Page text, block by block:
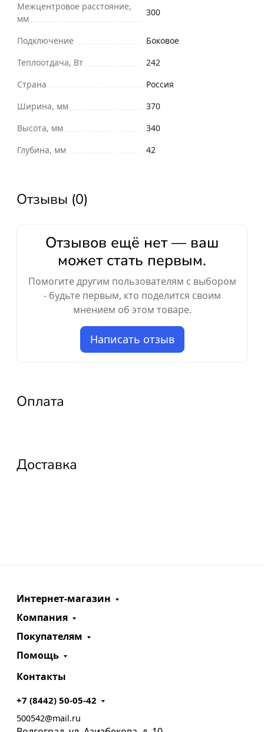
Межцентровое расстояние,
мм
300
Подключение
Боковое
Теплоотдача, Вт
242
Страна
Россия
Ширина, мм
370
Высота, мм
340
Глубина, мм
42
Отзывы (0)
Отзывов ещё нет — ваш
может стать первым.
Помогите другим пользователям с выбором
- будьте первым, кто поделится своим
мнением об этом товаре.
Написать отзыв
Оплата
Доставка
Интернет-магазин
Компания
Покупателям
Помощь
Контакты
+7 (8442) 50-05-42
500542@mail.ru